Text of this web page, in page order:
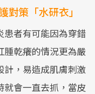
對策「水研衣」
患者有可能因為穿錯
腫乾癢的情況更為嚴
計，易造成肌膚刺激
就會一直去抓，當皮